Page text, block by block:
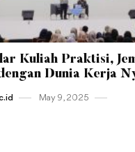
Kuliah Praktisi,
Dunia Kerja
May 9 , 2025